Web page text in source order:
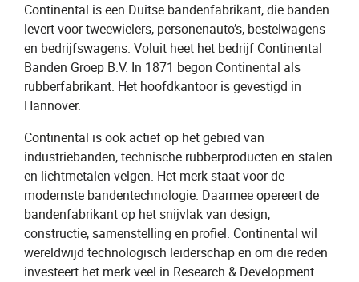
Continental is een Duitse bandenfabrikant, die banden
levert voor tweewielers, personenauto’s, bestelwagens
en bedrijfswagens. Voluit heet het bedrijf Continental
Banden Groep B.V. In 1871 begon Continental als
rubberfabrikant. Het hoofdkantoor is gevestigd in
Hannover.
Continental is ook actief op het gebied van
industriebanden, technische rubberproducten en stalen
en lichtmetalen velgen. Het merk staat voor de
modernste bandentechnologie. Daarmee opereert de
bandenfabrikant op het snijvlak van design,
constructie, samenstelling en profiel. Continental wil
wereldwijd technologisch leiderschap en om die reden
investeert het merk veel in Research & Development.